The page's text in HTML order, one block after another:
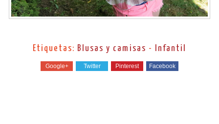
Etiquetas: Blusas y camisas - Infantil
Google+ Twitter Pinterest Facebook